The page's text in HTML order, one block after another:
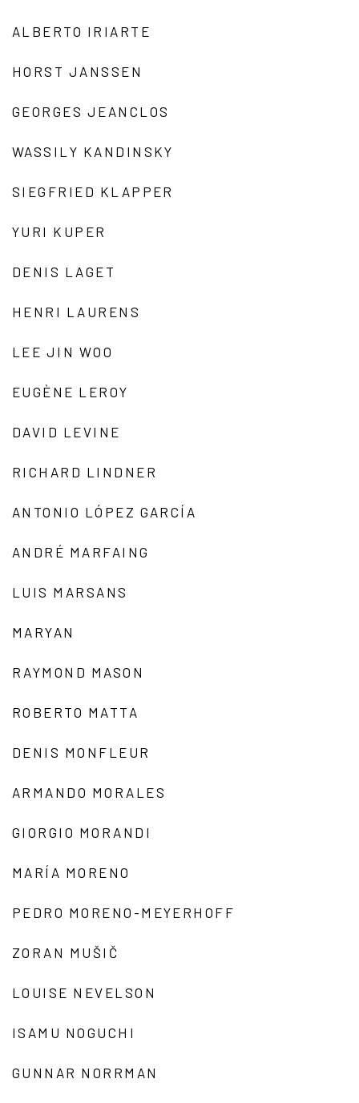
ALBERTO IRIARTE
HORST JANSSEN
GEORGES JEANCLOS
WASSILY KANDINSKY
SIEGFRIED KLAPPER
YURI KUPER
DENIS LAGET
HENRI LAURENS
LEE JIN WOO
EUGÈNE LEROY
DAVID LEVINE
RICHARD LINDNER
ANTONIO LÓPEZ GARCÍA
ANDRÉ MARFAING
LUIS MARSANS
MARYAN
RAYMOND MASON
ROBERTO MATTA
DENIS MONFLEUR
ARMANDO MORALES
GIORGIO MORANDI
MARÍA MORENO
PEDRO MORENO-MEYERHOFF
ZORAN MUŠIČ
LOUISE NEVELSON
ISAMU NOGUCHI
GUNNAR NORRMAN